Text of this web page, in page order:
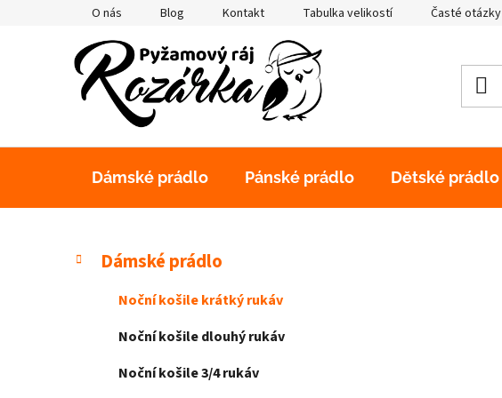
O nás Blog Kontakt Tabulka velikostí Časté otázky
Dámské prádlo Pánské prádlo Dětské prádlo
P
Přeskočit
kategorie
K
a
Dámské prádlo
Noční košile krátký rukáv
Noční košile dlouhý rukáv
Noční košile 3/4 rukáv